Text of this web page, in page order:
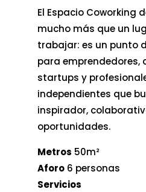
El Espacio Coworking
mucho más que un
trabajar: es un punto
para emprendedores,
startups y
independientes que
inspirador,
oportunidades.
Metros 50m²
Aforo6 personas
Servicios